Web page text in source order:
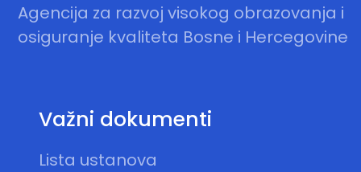
Agencija za razvoj visokog obrazovanja i
osiguranje kvaliteta Bosne i Hercegovine
Važni dokumenti
Lista ustanova